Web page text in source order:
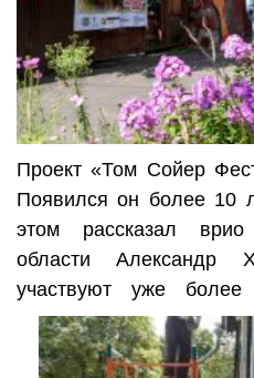
Проект «Том Сойер
Появился он более 10
этом рассказал врио
области Александр
участвуют уже